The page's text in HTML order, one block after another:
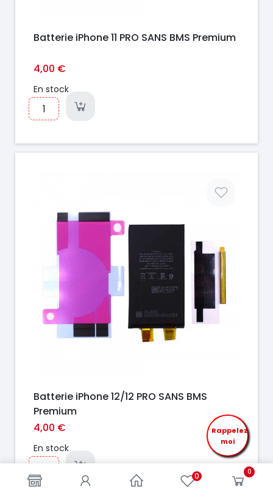
0 0
Batterie iPhone 11 PRO SANS BMS Premium
4,00 €
En stock
Batterie iPhone 12/12 PRO SANS BMS
Premium
4,00 €
En stock
Rappelez
moi